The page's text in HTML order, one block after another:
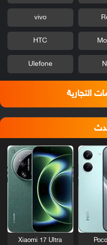
vivo
HTC
Ulefone
التجارية
Xiaomi 17 Ultra